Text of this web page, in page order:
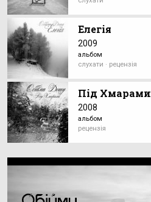
Елегія
2009
альбом
слухати · рецензія
Під Хмарами
2008
альбом
рецензія